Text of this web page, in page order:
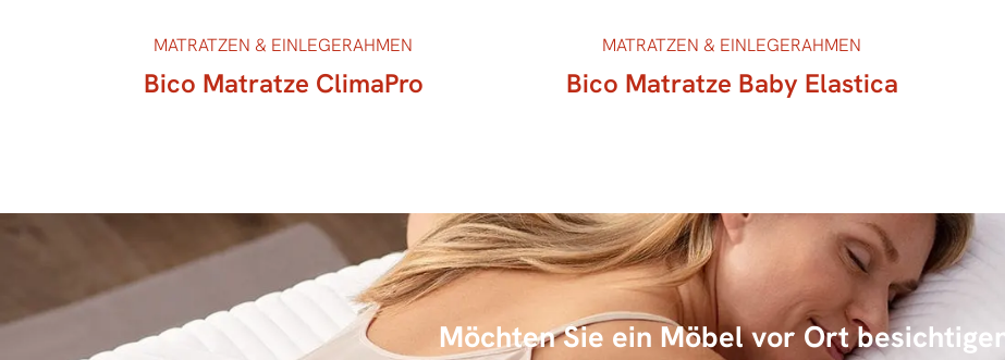
MATRATZEN & EINLEGERAHMEN
Bico Matratze ClimaPro
MATRATZEN & EINLEGERAHMEN
Bico Matratze Baby Elastica
Möchten Sie ein Möbel vor Ort